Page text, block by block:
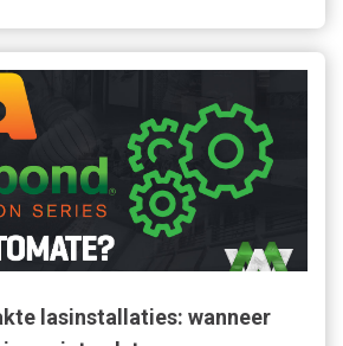
lasinstallaties: wanneer